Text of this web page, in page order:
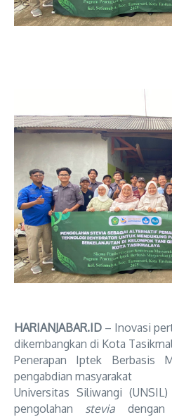
HARIANJABAR.ID – Inovasi
dikembangkan di Kota
Penerapan Iptek Berbasis
pengabdian masyarakat
Universitas Siliwangi
pengolahan stevia